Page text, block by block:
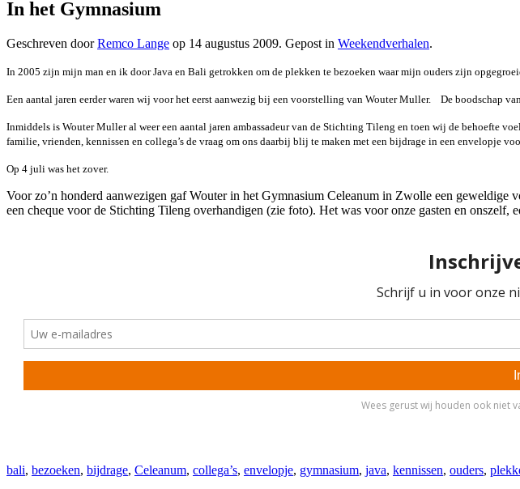
In het Gymnasium
Geschreven doorRemco Lange op 14 augustus 2009. Gepost in Weekendverhalen.
In 2005 zijn mijn man en ik door Java en Bali getrokken om de plekken te bezoeken waar mijn ouders zijn
Een aantal jaren eerder waren wij voor het eerst aanwezig bij een voorstelling van Wouter Muller. De boodschap
Inmiddels is Wouter Muller al weer een aantal jaren ambassadeur van de Stichting Tileng en toen wij de behoefte
familie, vrienden, kennissen en collega’s de vraag om ons daarbij blij te maken met een bijdrage in een envelopje
Op 4 juli was het zover.
Voor zo’n honderd aanwezigen gaf Wouter in het Gymnasium Celeanum in Zwolle een
een cheque voor de Stichting Tileng overhandigen (zie foto). Het was voor onze gasten en onszelf,
bali, bezoeken, bijdrage, Celeanum, collega’s, envelopje, gymnasium, java, kennissen, ouders,